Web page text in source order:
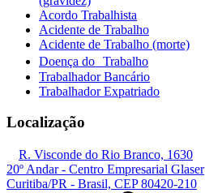
Acordo Trabalhista
Acidente de Trabalho
Acidente de Trabalho (morte)
Doença do Trabalho
Trabalhador Bancário
Trabalhador Expatriado
Localização
R. Visconde do Rio Branco, 1630
20º Andar - Centro Empresarial Glaser
Curitiba/PR - Brasil, CEP 80420-210